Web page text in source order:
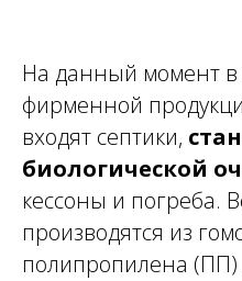
На данный момент в
фирменной
входят септики,
биологической
кессоны и погреба.
производятся из
полипропилена (ПП)